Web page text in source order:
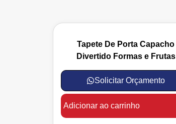
Tapete De Porta Capacho
Divertido Formas e Frutas
Solicitar Orçamento
Adicionar ao carrinho